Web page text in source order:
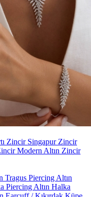
Zincir Singapur Zincir
Modern Altın Zincir
Tragus Piercing Altın
Piercing Altın Halka